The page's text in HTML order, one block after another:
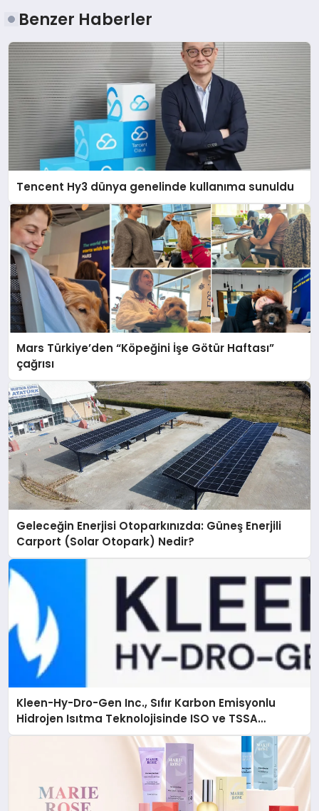
Benzer Haberler
Tencent Hy3 dünya genelinde kullanıma sunuldu
Mars Türkiye’den “Köpeğini İşe Götür Haftası”
çağrısı
Geleceğin Enerjisi Otoparkınızda: Güneş Enerjili
Carport (Solar Otopark) Nedir?
Kleen-Hy-Dro-Gen Inc., Sıfır Karbon Emisyonlu
Hidrojen Isıtma Teknolojisinde ISO ve TSSA
Düzenleyici Onaylarını Aldı